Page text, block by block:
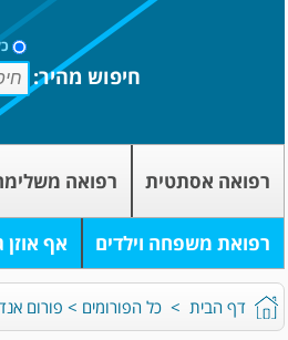
חיפוש מהיר:
רפואה אסתטית רפואה
רפואת משפחה וילדים אף אוזן
דף הבית > כל הפורומים > פורום